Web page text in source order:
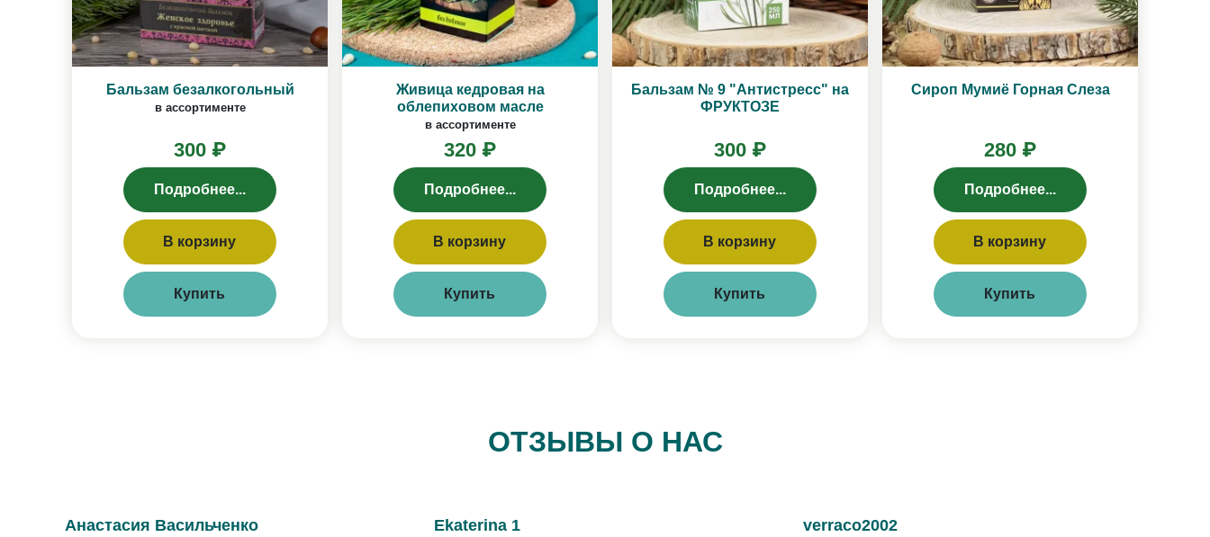
Бальзам безалкогольный
в ассортименте
300 ₽
Подробнее...
В корзину
Купить
Живица кедровая на
облепиховом масле
в ассортименте
320 ₽
Подробнее...
В корзину
Купить
Бальзам № 9 "Антистресс" на
ФРУКТОЗЕ
300 ₽
Подробнее...
В корзину
Купить
Сироп Мумиё Горная Слеза
280 ₽
Подробнее...
В корзину
Купить
ОТЗЫВЫ О НАС
Анастасия Васильченко Ekaterina 1 verraco2002